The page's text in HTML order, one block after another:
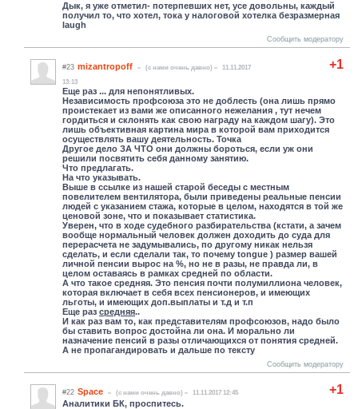
Дык, я уже отметил- потерпевших нет, усе довольны, каждый
получил то, что хотел, тока у налоговой хотелка безразмерная
laugh
Сообщить модератору
+1
#23 mizantropoff (c нами очень давно)
11.11.2017
13:13
Еще раз ... для непонятливых.
Независимость профсоюза это не доблесть (она лишь прямо
проистекает из вами же описанного нежелания , тут нечем
гордиться и склонять как свою награду на каждом шагу). Это
лишь объективная картина мира в которой вам приходится
осуществлять вашу деятельность. Точка
Другое дело ЗА ЧТО они должны бороться, если уж они
решили посвятить себя данному занятию.
Что предлагать.
На что указывать.
Выше в ссылке из нашей старой беседы с местным
повелителем вентилятора, были приведены реальные пенсии
людей с указанием стажа, которые в целом, находятся в той же
ценовой зоне, что и показывает статистика.
Уверен, что в ходе судебного разбирательства (кстати, а зачем
вообще нормальный человек должен доходить до суда для
перерасчета не задумывались, по другому никак нельзя
сделать, и если сделали так, то почему tongue ) размер вашей
личной пенсии вырос на %, но не в разы, не правда ли, в
целом оставаясь в рамках средней по области.
А что такое средняя. Это пенсия почти полумиллиона человек,
которая включает в себя всех пенсионеров, и имеющих
льготы, и имеющих доп.выплаты и т.д и т.п
Еще раз средняя..
И как раз вам то, как представителям профсоюзов, надо было
бы ставить вопрос достойна ли она. И морально ли
назначение пенсий в разы отличающихся от понятия средней.
А не пропагандировать и дальше по тексту
Сообщить модератору
+1
#22 Space (c нами очень давно) 11.11.2017 12:45
Аналитики БК, проспитесь.